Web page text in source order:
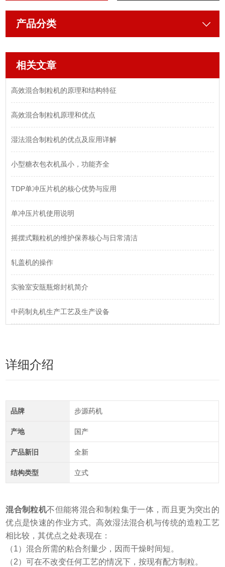
产品分类
相关文章
高效混合制粒机的原理和结构特征
高效混合制粒机原理和优点
湿法混合制粒机的优点及应用详解
小型糖衣包衣机虽小，功能齐全
TDP单冲压片机的核心优势与应用
单冲压片机使用说明
摇摆式颗粒机的维护保养核心与日常清洁
轧盖机的操作
实验室安瓿瓶熔封机简介
中药制丸机生产工艺及生产设备
详细介绍
品牌 步源药机
产地 国产
产品新旧 全新
结构类型 立式
混合制粒机不但能将混合和制粒集于一体，而且更为突出的
优点是快速的作业方式。高效湿法混合机与传统的造粒工艺
相比较，其优点之处表现在：
（1）混合所需的粘合剂量少，因而干燥时间短。
（2）可在不改变任何工艺的情况下，按现有配方制粒。